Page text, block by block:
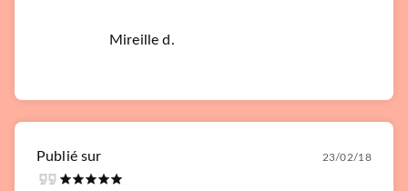
Mireille d.
Publié sur 23/02/18